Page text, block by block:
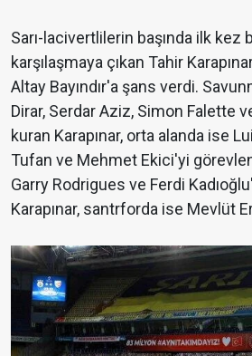
Sarı-lacivertlilerin başında ilk kez
karşılaşmaya çıkan Tahir
Altay Bayındır'a şans verdi.
Dirar, Serdar Aziz, Simon Falette
kuran Karapınar, orta alanda ise
Tufan ve Mehmet Ekici'yi
Garry Rodrigues ve Ferdi
Karapınar, santrforda ise Mevlüt